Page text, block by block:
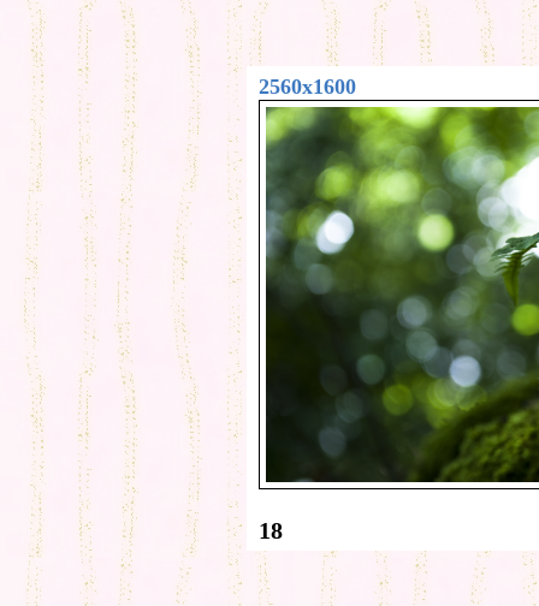
2560x1600
18